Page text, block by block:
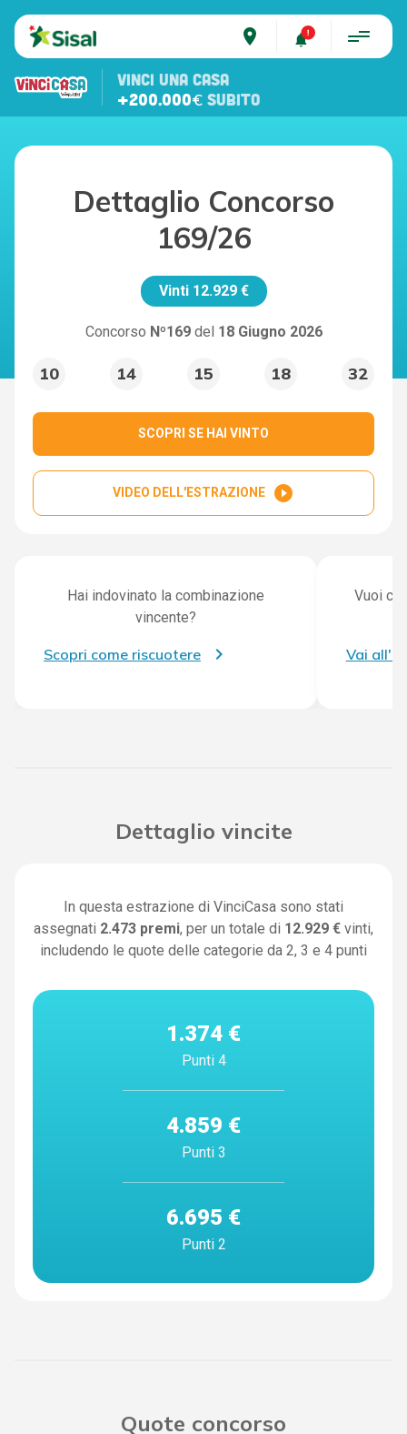
place
VINCI UNA CASA
+200.000€ SUBITO
Dettaglio Concorso
169/26
Vinti 12.929 €
Concorso Nº169 del 18 Giugno 2026
10 14 15 18 32
SCOPRI SE HAI VINTO
VIDEO DELL'ESTRAZIONE play_circle_filled
Hai indovinato la combinazione
vincente?
Scopri come riscuotere
Vuoi
Vai
Dettaglio vincite
In questa estrazione di VinciCasa sono stati
assegnati 2.473 premi, per un totale di 12.929 € vinti,
includendo le quote delle categorie da 2, 3 e 4 punti
1.374 €
Punti 4
4.859 €
Punti 3
6.695 €
Punti 2
Quote concorso